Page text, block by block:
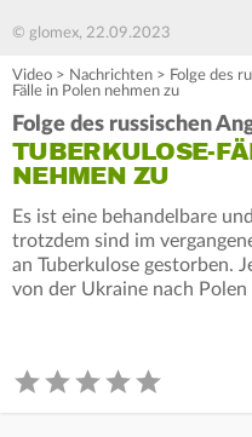
© glomex, 22.09.2023
Video > Nachrichten > Folge des
Fälle in Polen nehmen zu
Folge des russischen
TUBERKULOSE-
NEHMEN ZU
Es ist eine behandelbare
trotzdem sind im
an Tuberkulose gestorben.
von der Ukraine nach Polen